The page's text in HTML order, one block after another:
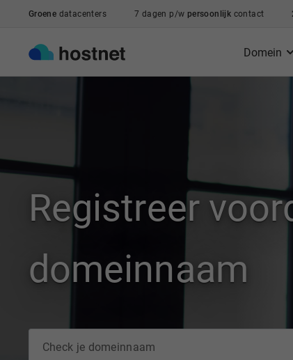
Ga naar de hoofdinhoud
Groene datacenters 7 dagen p/w persoonlijk contact
Domein
Registreer
domeinnaam